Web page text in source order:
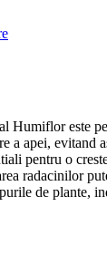
Humiflor este
a apei, evitand
pentru o
radacinilor
de plante,